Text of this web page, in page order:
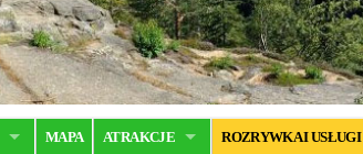
MAPA ATRAKCJE ROZRYWKA I USŁUGI